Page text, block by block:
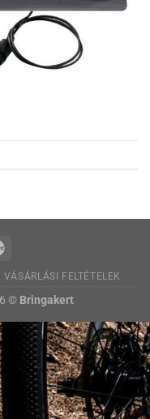
VÁSÁRLÁSI FELTÉTELEK
© Bringakert